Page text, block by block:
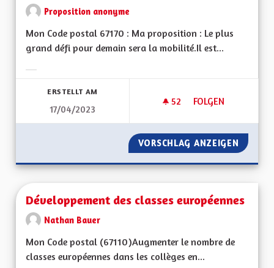
Proposition anonyme
Mon Code postal 67170 : Ma proposition : Le plus
grand défi pour demain sera la mobilité.Il est...
ERSTELLT AM
17/04/2023
52 52 FOLLOWER
FOLGEN
CRÉER DES
VORSCHLAG ANZEIGEN
Développement des classes européennes
Nathan Bauer
Mon Code postal (67110)Augmenter le nombre de
classes européennes dans les collèges en...